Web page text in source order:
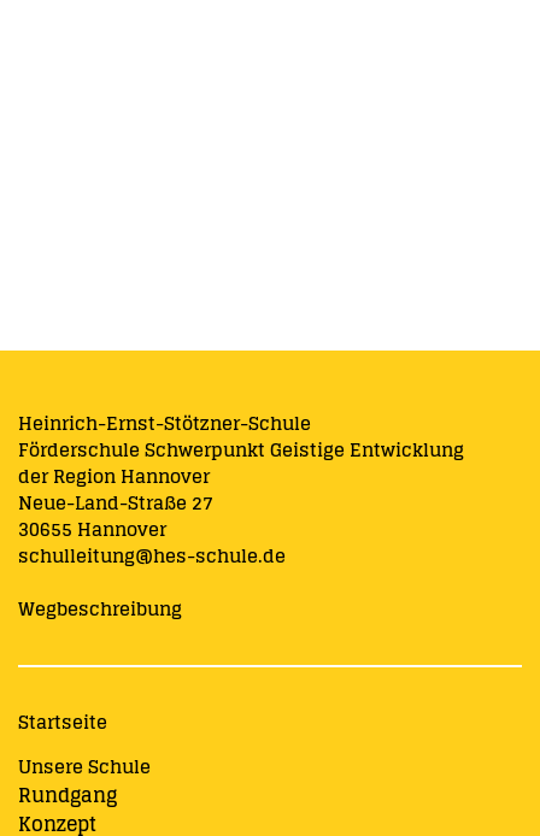
Heinrich-Ernst-Stötzner-Schule
Förderschule Schwerpunkt Geistige Entwicklung
der Region Hannover
Neue-Land-Straße 27
30655 Hannover
schulleitung@hes-schule.de
Wegbeschreibung
Startseite
Unsere Schule
Rundgang
Konzept